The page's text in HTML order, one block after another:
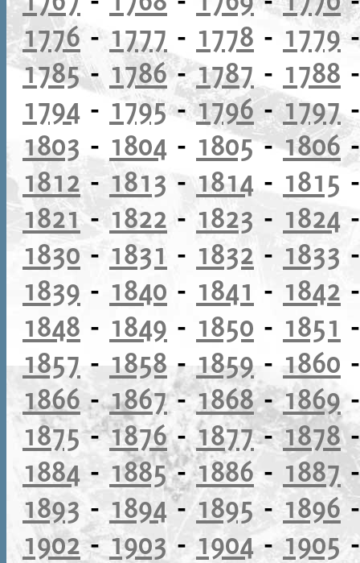
1776- 1777 - 1778 - 1779
1785- 1786-1787 - 1788
1794 - 1795-1796- 1797
1803 - 1804 - 1805-1806
1812 - 1813 - 1814 - 1815
1821- 1822 - 1823 - 1824
1830 - 1831 - 1832 - 1833
1839 - 1840 - 1841 - 1842
1848 - 1849 - 1850 - 1851
1857 - 1858 - 1859 - 1860
1866-1867-1868-1869
1875-1876-1877-1878
1884 - 1885-1886 - 1887
1893 - 1894- 1895-1896
1902-1903 - 1904-1905